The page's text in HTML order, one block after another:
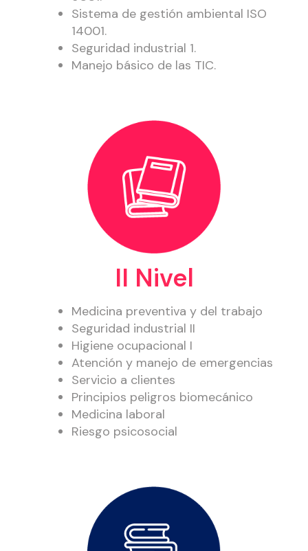
Sistema de gestión ambiental ISO
14001.
Seguridad industrial 1.
Manejo básico de las TIC.
II Nivel
Medicina preventiva y del trabajo
Seguridad industrial II
Higiene ocupacional I
Atención y manejo de emergencias
Servicio a clientes
Principios peligros biomecánico
Medicina laboral
Riesgo psicosocial